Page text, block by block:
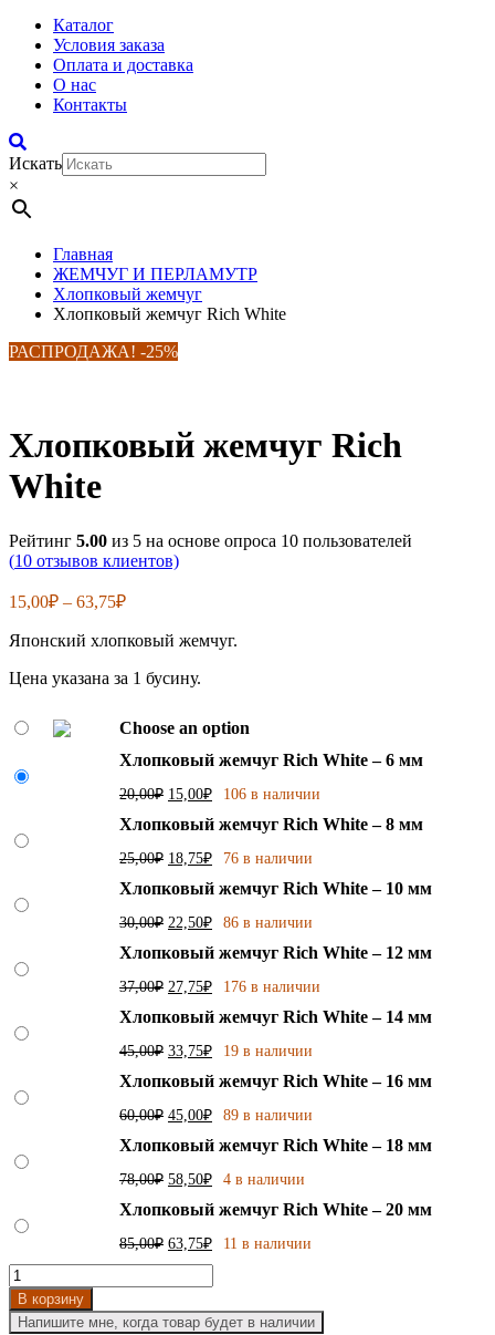
Каталог
Условия заказа
Оплата и доставка
О нас
Контакты
Искать
×
Главная
ЖЕМЧУГ И ПЕРЛАМУТР
Хлопковый жемчуг
Хлопковый жемчуг Rich White
РАСПРОДАЖА! -25%
Хлопковый жемчуг Rich
White
Рейтинг 5.00 из 5 на основе опроса 10 пользователей
(10 отзывов клиентов)
15,00₽ – 63,75₽Диапазон
15,00₽
63,75₽
Японский хлопковый жемчуг.
Цена указана за 1 бусину.
Choose an option
Хлопковый жемчуг Rich White – 6 мм
20,00₽ Первоначальная
составляла
15,00₽Текущая
15,00₽.
106 в наличии
Хлопковый жемчуг Rich White – 8 мм
25,00₽ Первоначальная
составляла
18,75₽Текущая
18,75₽.
76 в наличии
Хлопковый жемчуг Rich White – 10 мм
30,00₽ Первоначальная
составляла
22,50₽Текущая
22,50₽.
86 в наличии
Хлопковый жемчуг Rich White – 12 мм
37,00₽ Первоначальная
составляла
27,75₽Текущая
27,75₽.
176 в наличии
Хлопковый жемчуг Rich White – 14 мм
45,00₽ Первоначальная
составляла
33,75₽Текущая
33,75₽.
19 в наличии
Хлопковый жемчуг Rich White – 16 мм
60,00₽ Первоначальная
составляла
45,00₽Текущая
45,00₽.
89 в наличии
Хлопковый жемчуг Rich White – 18 мм
78,00₽ Первоначальная
составляла
58,50₽Текущая
58,50₽.
4 в наличии
Хлопковый жемчуг Rich White – 20 мм
85,00₽ Первоначальная
63,75₽Текущая
11 в наличии
Количество
товара
Хлопковый
В корзину
Напишите мне, когда товар будет в наличии